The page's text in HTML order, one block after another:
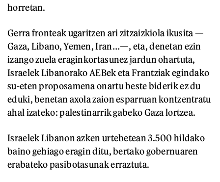
horretan.
Gerra fronteak ugaritzen ari zitzaizkiola ikusita —
Gaza, Libano, Yemen, Iran…—, eta, denetan ezin
izango zuela eraginkortasunez jardun ohartuta,
Israelek Libanorako AEBek eta Frantziak egindako
su-eten proposamena onartu beste biderik ez du
eduki, benetan axola zaion esparruan kontzentratu
ahal izateko: palestinarrik gabeko Gaza lortzea.
Israelek Libanon azken urtebetean 3.500 hildako
baino gehiago eragin ditu, bertako gobernuaren
erabateko pasibotasunak erraztuta.